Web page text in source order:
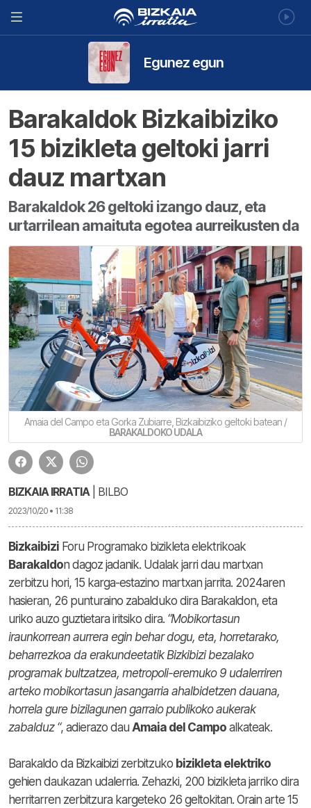
Egunez egun
Barakaldok Bizkaibiziko
15 bizikleta geltoki jarri
dauz martxan
Barakaldok 26 geltoki izango dauz, eta
urtarrilean amaituta egotea aurreikusten da
Amaia del Campo eta Gorka Zubiarre, Bizkaibiziko geltoki batean /
BARAKALDOKO UDALA
BIZKAIA IRRATIA| BILBO
2023/10/20 • 11:38
Bizkaibizi Foru Programako bizikleta elektrikoak
Barakaldon dagoz jadanik. Udalak jarri dau martxan
zerbitzu hori, 15 karga-estazino martxan jarrita. 2024aren
hasieran, 26 punturaino zabalduko dira Barakaldon, eta
uriko auzo guztietara iritsiko dira. “Mobikortasun
iraunkorrean aurrera egin behar dogu, eta, horretarako,
beharrezkoa da erakundeetatik Bizkibizi bezalako
programak bultzatzea, metropoli-eremuko 9 udalerriren
arteko mobikortasun jasangarria ahalbidetzen dauana,
horrela gure bizilagunen garraio publikoko aukerak
zabalduz “, adierazo dau Amaia del Campo alkateak.
Barakaldo da Bizkaibizi zerbitzuko bizikleta elektriko
gehien daukazan udalerria. Zehazki, 200 bizikleta jarriko dira
herritarren zerbitzura kargeteko 26 geltokitan. Orain arte 15